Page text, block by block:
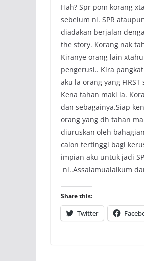
Hah? Spr pom korang
sebelum ni. SPR
diadakan berjalan
the story. Korang nak
Kiranye orang lain
pengerusi.. Kira
aku la orang yang
Kena tahan maki la.
dan sebagainya.Siap
orang yang dh tahan
diuruskan oleh
calon tertinggi bagi
impian aku untuk jadi
ni..Assalamualaikum
Share this:
Twitter